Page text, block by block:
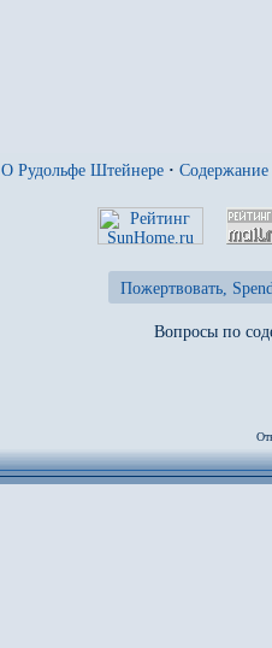
О Рудольфе Штейнере ·
Пожертвовать,
Вопросы по